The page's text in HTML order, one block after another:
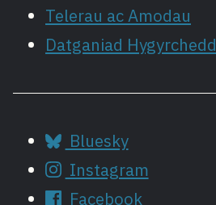
Telerau ac Amodau
Datganiad Hygyrchedd
Bluesky
Instagram
Facebook